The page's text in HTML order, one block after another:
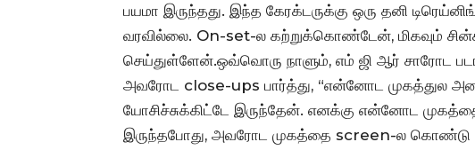
பயமா இருந்தது. இந்த கேரக்டருக்கு ஒரு தனி
வரவில்லை. On-set-ல கற்றுக்கொண்டேன், மிகவும்
செய்துள்ளேன்.ஒவ்வொரு நாளும், எம் ஜி ஆர் சாரோட
அவரோட close-ups பார்த்து, “என்னோட முகத்துல
யோசிச்சுக்கிட்டே இருந்தேன். எனக்கு என்னோட
இருந்தபோது, அவரோட முகத்தை screen-ல கொண்டு